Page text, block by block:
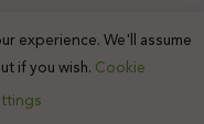
2025 © جميع الحقوق محفوظة
experience. We'll assume
if you wish. Cookie